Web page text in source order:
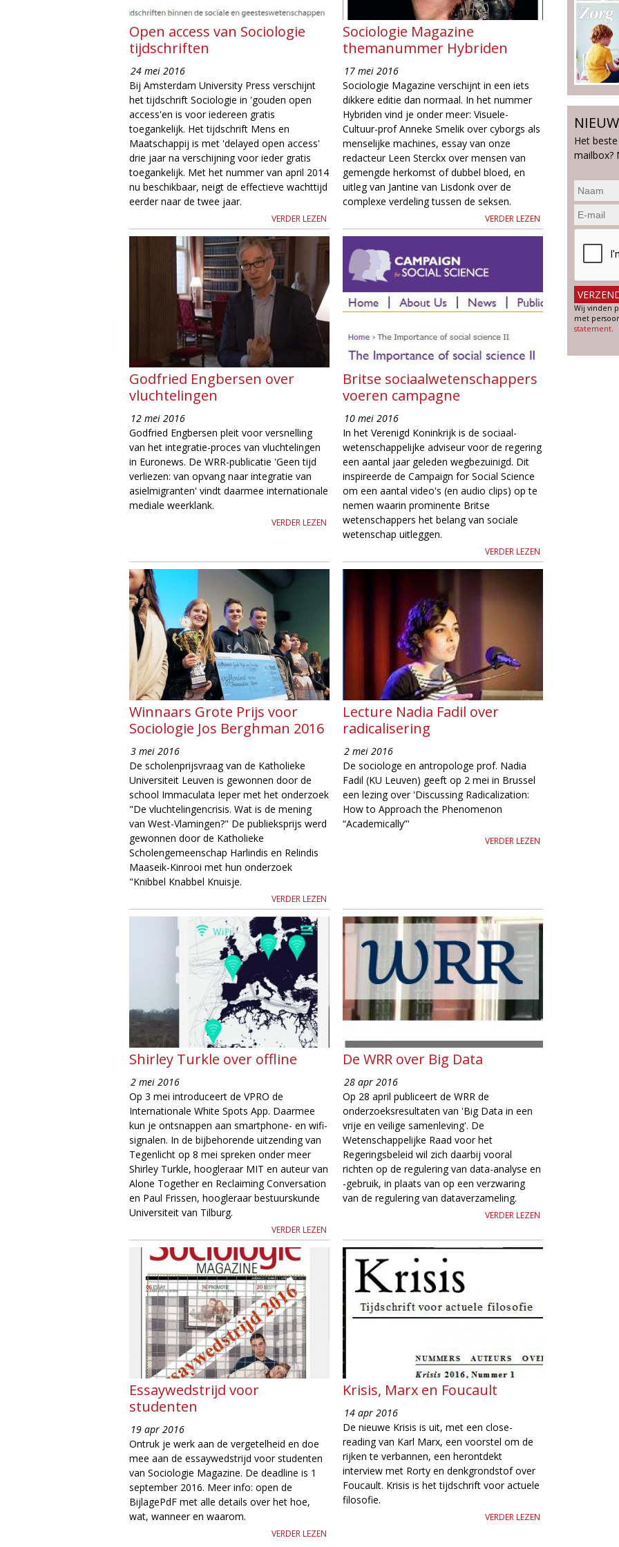
g
i
e
M
a
g
a
z
Open access van Sociologie
tijdschriften
24 mei 2016
Bij Amsterdam University Press verschijnt
het tijdschrift Sociologie in 'gouden open
access'en is voor iedereen gratis
toegankelijk. Het tijdschrift Mens en
Maatschappij is met 'delayed open access'
drie jaar na verschijning voor ieder gratis
toegankelijk. Met het nummer van april 2014
nu beschikbaar, neigt de effectieve wachttijd
eerder naar de twee jaar.
VERDER LEZEN
Sociologie Magazine
themanummer Hybriden
17 mei 2016
Sociologie Magazine verschijnt in een iets
dikkere editie dan normaal. In het nummer
Hybriden vind je onder meer: Visuele-
Cultuur-prof Anneke Smelik over cyborgs als
menselijke machines, essay van onze
redacteur Leen Sterckx over mensen van
gemengde herkomst of dubbel bloed, en
uitleg van Jantine van Lisdonk over de
complexe verdeling tussen de seksen.
VERDER LEZEN
Godfried Engbersen over
vluchtelingen
12 mei 2016
Godfried Engbersen pleit voor versnelling
van het integratie-proces van vluchtelingen
in Euronews. De WRR-publicatie 'Geen tijd
verliezen: van opvang naar integratie van
asielmigranten' vindt daarmee internationale
mediale weerklank.
VERDER LEZEN
Britse sociaalwetenschappers
voeren campagne
10 mei 2016
In het Verenigd Koninkrijk is de sociaal-
wetenschappelijke adviseur voor de regering
een aantal jaar geleden wegbezuinigd. Dit
inspireerde de Campaign for Social Science
om een aantal video's (en audio clips) op te
nemen waarin prominente Britse
wetenschappers het belang van sociale
wetenschap uitleggen.
VERDER LEZEN
Winnaars Grote Prijs voor
Sociologie Jos Berghman 2016
3 mei 2016
De scholenprijsvraag van de Katholieke
Universiteit Leuven is gewonnen door de
school Immaculata Ieper met het onderzoek
"De vluchtelingencrisis. Wat is de mening
van West-Vlamingen?" De publieksprijs werd
gewonnen door de Katholieke
Scholengemeenschap Harlindis en Relindis
Maaseik-Kinrooi met hun onderzoek
"Knibbel Knabbel Knuisje.
VERDER LEZEN
Lecture Nadia Fadil over
radicalisering
2 mei 2016
De sociologe en antropologe prof. Nadia
Fadil (KU Leuven) geeft op 2 mei in Brussel
een lezing over 'Discussing Radicalization:
How to Approach the Phenomenon
“Academically”'
VERDER LEZEN
Shirley Turkle over offline
2 mei 2016
Op 3 mei introduceert de VPRO de
Internationale White Spots App. Daarmee
kun je ontsnappen aan smartphone- en wifi-
signalen. In de bijbehorende uitzending van
Tegenlicht op 8 mei spreken onder meer
Shirley Turkle, hoogleraar MIT en auteur van
Alone Together en Reclaiming Conversation
en Paul Frissen, hoogleraar bestuurskunde
Universiteit van Tilburg.
VERDER LEZEN
De WRR over Big Data
28 apr 2016
Op 28 april publiceert de WRR de
onderzoeksresultaten van 'Big Data in een
vrije en veilige samenleving'. De
Wetenschappelijke Raad voor het
Regeringsbeleid wil zich daarbij vooral
richten op de regulering van data-analyse en
-gebruik, in plaats van op een verzwaring
van de regulering van dataverzameling.
VERDER LEZEN
Essaywedstrijd voor
studenten
19 apr 2016
Ontruk je werk aan de vergetelheid en doe
mee aan de essaywedstrijd voor studenten
van Sociologie Magazine. De deadline is 1
september 2016. Meer info: open de
BijlagePdF met alle details over het hoe,
wat, wanneer en waarom.
VERDER LEZEN
Krisis, Marx en Foucault
14 apr 2016
De nieuwe Krisis is uit, met een close-
reading van Karl Marx, een voorstel om de
rijken te verbannen, een herontdekt
interview met Rorty en denkgrondstof over
Foucault. Krisis is het tijdschrift voor actuele
filosofie.
VERDER LEZEN
Het
mailbox?
Wij vinden
met
statement.